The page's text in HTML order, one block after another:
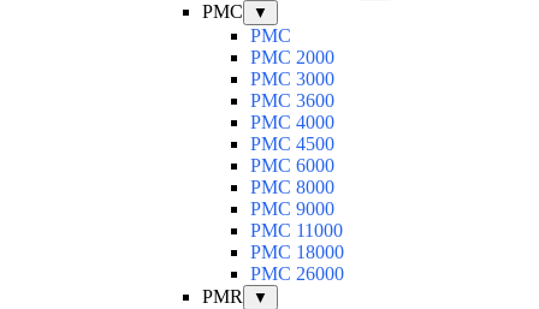
PMC ▼
PMC
PMC 2000
PMC 3000
PMC 3600
PMC 4000
PMC 4500
PMC 6000
PMC 8000
PMC 9000
PMC 11000
PMC 18000
PMC 26000
PMR
▼